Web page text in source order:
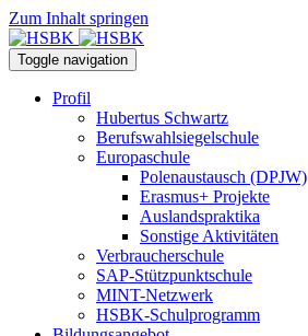
Zum Inhalt springen
Toggle navigation
Profil
Hubertus Schwartz
Berufswahlsiegelschule
Europaschule
Polenaustausch (DPJW)
Erasmus+ Projekte
Auslandspraktika
Sonstige Aktivitäten
Verbraucherschule
SAP-Stützpunktschule
MINT-Netzwerk
HSBK-Schulprogramm